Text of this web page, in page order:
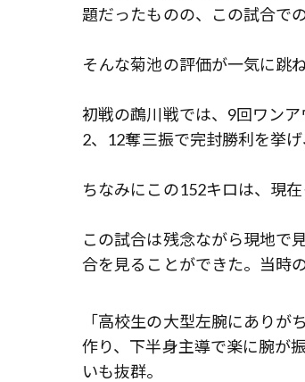
題だったものの、この試合で
そんな菊池の評価が一気に跳
初戦の鵡川戦では、9回ワン
2、12奪三振で完封勝利を挙
ちなみにこの152キロは、現
この試合は残念ながら現地で
合を見ることができた。当時
「高校生の大型左腕にあり
作り、下半身主導で楽に腕が
いも抜群。